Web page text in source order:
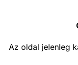
Az oldal jelenleg